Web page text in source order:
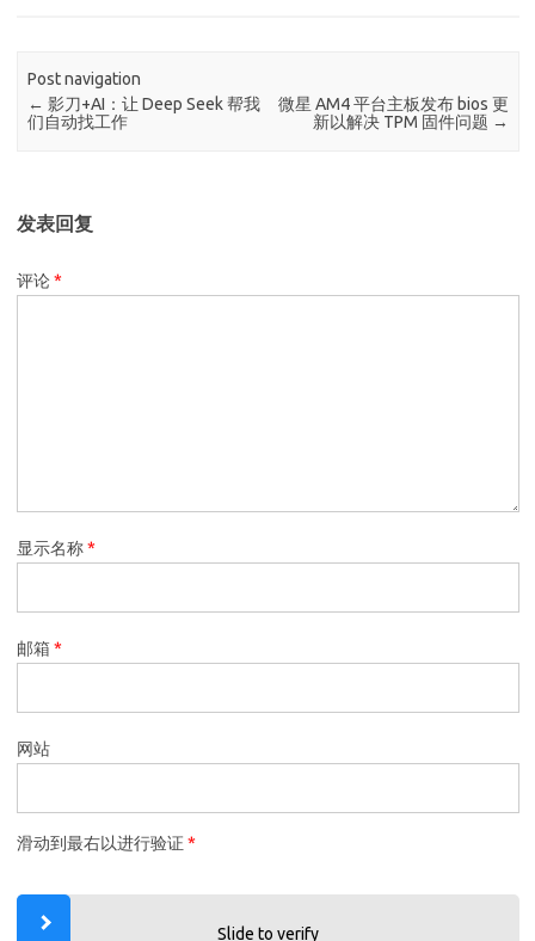
Post navigation
← 影刀+AI：让 Deep Seek 帮我
们自动找工作
微星 AM4 平台主板发布 bios 更
新以解决 TPM 固件问题 →
发表回复
评论*
显示名称*
邮箱*
网站
滑动到最右以进行验证 *
Slide to verify